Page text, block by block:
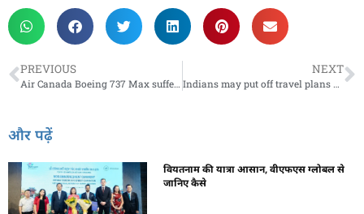
PREVIOUS
Air Canada Boeing 737 Max suffers engine problem: Report
NEXT
Indians may put off travel plans amid new coronavirus strain and possible flight bans: Survey
और पढ़ें
वियतनाम की यात्रा आसान, वीएफएस ग्लोबल से
जानिए कैसे